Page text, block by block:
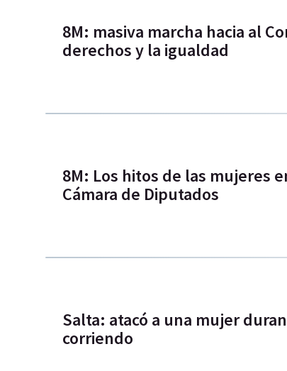
8M: masiva marcha hacia al
derechos y la igualdad
8M: Los hitos de las mujeres
Cámara de Diputados
Salta: atacó a una mujer
corriendo